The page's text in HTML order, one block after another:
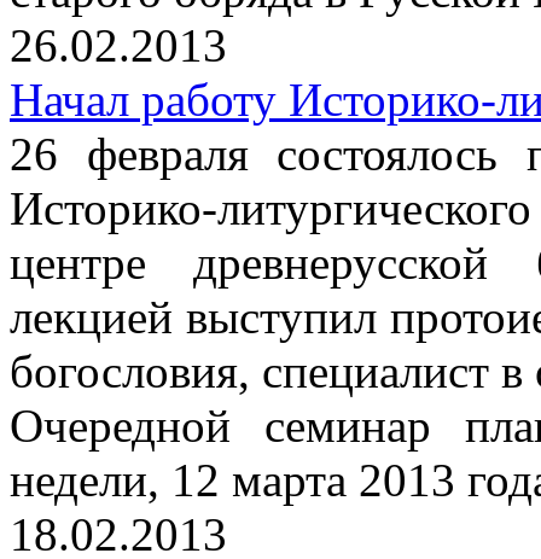
26.02.2013
Начал работу Историко-
26 февраля состоялось
Историко-
центре
лекцией выступил
богословия, специалист
Очередной семинар
недели, 12 марта 2013
18.02.2013